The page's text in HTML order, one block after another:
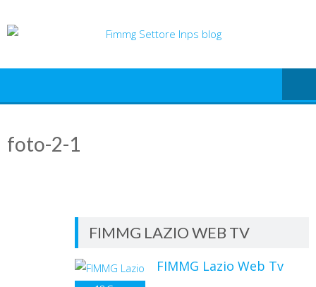
to
foto-2-1
FIMMG LAZIO WEB TV
FIMMG Lazio Web Tv